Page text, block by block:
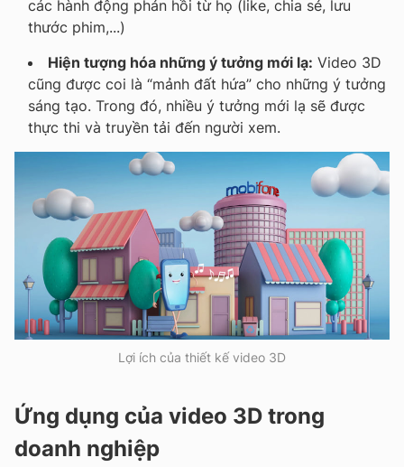
các hành động phản hồi từ họ (like, chia sẻ, lưu
thước phim,...)
Hiện tượng hóa những ý tưởng mới lạ: Video 3D
cũng được coi là “mảnh đất hứa” cho những ý tưởng
sáng tạo. Trong đó, nhiều ý tưởng mới lạ sẽ được
thực thi và truyền tải đến người xem.
Lợi ích của thiết kế video 3D
Ứng dụng của video 3D trong
doanh nghiệp